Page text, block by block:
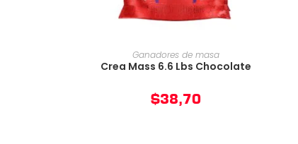
AÑADIR AL CARRITO
Ganadores de masa
Crea Mass 6.6 Lbs Chocolate
$38,70